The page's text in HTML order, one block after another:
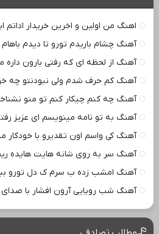
اهنگ من اولین و اخرین خریدار اداتم
آهنگ چشام باریدم تورو تا دیدم باهام
آهنگ از لحظه ای که رفتی بارون داره
آهنگ کم حرف شدم ولی نبودنتو چه
آهنگ چه کنم چیکار کنم تو منو
آهنگ به تو نامه مینویسم ای عزیز
آهنگ کی واسم اون تقدیرو با
آهنگ سر به روی شانه هایت هایده
آهنگ امشب زده ب سرم ک دل تورو
آهنگ شب رویایی آرون افشار با صدای